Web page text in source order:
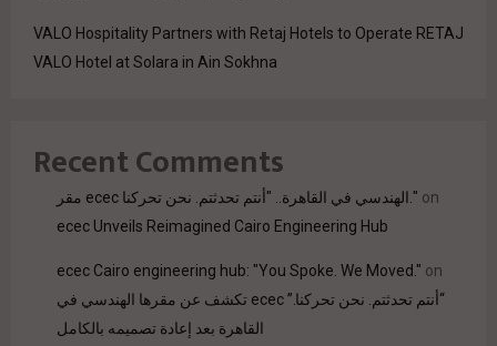
VALO Hospitality Partners with Retaj Hotels to Operate RETAJ
VALO Hotel at Solara in Ain Sokhna
Recent Comments
مقر ecec الهندسي في القاهرة.. "أنتم تحدثتم. نحن تحركنا." on
ecec Unveils Reimagined Cairo Engineering Hub
ecec Cairo engineering hub: "You Spoke. We Moved." on
“أنتم تحدثتم. نحن تحركنا.” ecec تكشف عن مقرها الهندسي في
القاهرة بعد إعادة تصميمه بالكامل